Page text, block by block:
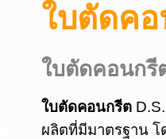
สาหกรรมใบตัดค
ใบตัดคอนกรี
ใบตัดคอนกรีต
ผลิตที่มีมาตรฐาน